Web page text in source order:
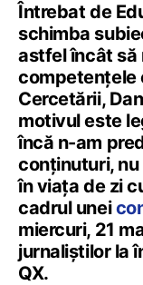
Întrebat de
schimba
astfel încât să
competențele
Cercetării,
motivul este
încă n-am
conținuturi,
în viața de zi
cadrul unei
miercuri, 21
jurnaliștilor la
QX.